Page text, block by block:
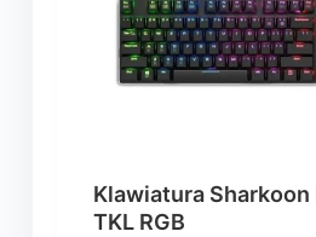
Klawiatura
TKL RGB